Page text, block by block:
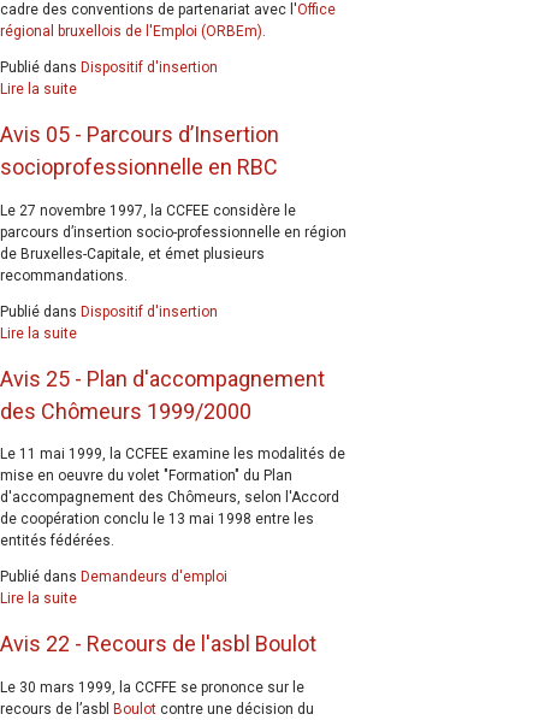
cadre des conventions de partenariat avec l'Office
régional bruxellois de l'Emploi (ORBEm).
Publié dans Dispositif d'insertion
Lire la suite
Avis 05 - Parcours d’Insertion
socioprofessionnelle en RBC
Le 27 novembre 1997, la CCFEE considère le
parcours d’insertion socio-professionnelle en région
de Bruxelles-Capitale, et émet plusieurs
recommandations.
Publié dans Dispositif d'insertion
Lire la suite
Avis 25 - Plan d'accompagnement
des Chômeurs 1999/2000
Le 11 mai 1999, la CCFEE examine les modalités de
mise en oeuvre du volet "Formation" du Plan
d'accompagnement des Chômeurs, selon l'Accord
de coopération conclu le 13 mai 1998 entre les
entités fédérées.
Publié dans Demandeurs d'emploi
Lire la suite
Avis 22 - Recours de l'asbl Boulot
Le 30 mars 1999, la CCFFE se prononce sur le
recours de l’asbl Boulot contre une décision du